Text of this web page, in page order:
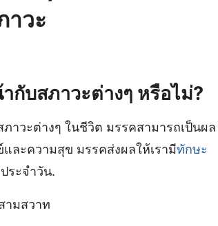
าวะ
กับสภาวะต่างๆ หรือไม่?
าวะต่างๆ ในชีวิต มรรคสามารถเป็นผล
ละความสุข มรรคส่งผลให้เรามีทักษะ
ระจำวัน.
ามสวาท